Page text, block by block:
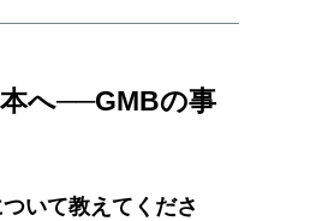
へ──GMBの事
いて教えてくださ